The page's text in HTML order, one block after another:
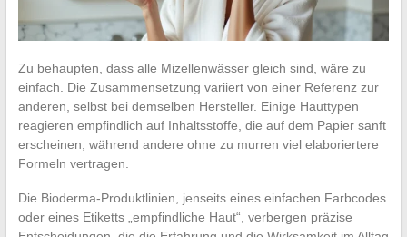
Zu behaupten, dass alle Mizellenwässer gleich sind, wäre zu
einfach. Die Zusammensetzung variiert von einer Referenz zur
anderen, selbst bei demselben Hersteller. Einige Hauttypen
reagieren empfindlich auf Inhaltsstoffe, die auf dem Papier sanft
erscheinen, während andere ohne zu murren viel elaboriertere
Formeln vertragen.
Die Bioderma-Produktlinien, jenseits eines einfachen Farbcodes
oder eines Etiketts „empfindliche Haut“, verbergen präzise